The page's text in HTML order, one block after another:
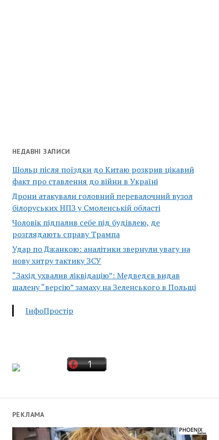
НЕДАВНІ ЗАПИСИ
Шольц після поїздки до Китаю розкрив цікавий
факт про ставлення до війни в Україні
Дрони атакували головний перевалочний вузол
білоруських НПЗ у Смоленській області
Чоловік підпалив себе під будівлею, де
розглядають справу Трампа
Удар по Джанкою: аналітики звернули увагу на
нову хитру тактику ЗСУ
“Захід ухвалив ліквідацію”: Медведєв видав
шалену “версію” замаху на Зеленського в Польщі
ІнфоПростір
РЕКЛАМА